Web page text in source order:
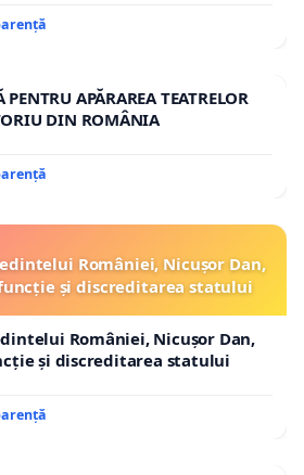
APĂRAREA TEATRELOR
DIN ROMÂNIA
României, Nicușor Dan,
și discreditarea statului
României, Nicușor Dan,
și discreditarea statului